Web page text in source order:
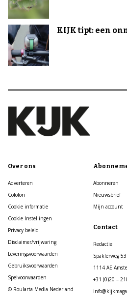
KIJK tipt: een
Over ons
Adverteren
Colofon
Cookie informatie
Cookie Instellingen
Privacy beleid
Disclaimer/vrijwaring
Leveringsvoorwaarden
Gebruiksvoorwaarden
Spelvoorwaarden
© Roularta Media Nederland
Abonneren
Nieuwsbrief
Mijn account
Contact
Redactie
Spaklerweg 53
1114 AE
+31 (0)20 –